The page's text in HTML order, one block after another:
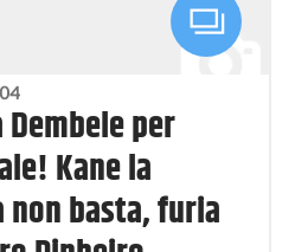
Dembele per
Kane la
non basta, furia